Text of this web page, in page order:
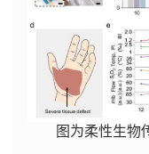
图为柔性生物